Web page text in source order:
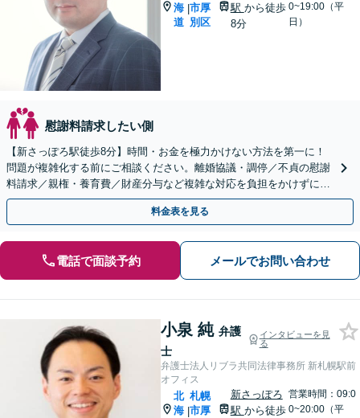
海
道
|市厚
別区
駅 から徒歩
8分
0~19:00（平
日）
慰謝料請求したい側
【新さっぽろ駅徒歩8分】時間・お金を極力かけない方法を第一に！
問題が複雑化する前にご相談ください。離婚協議・調停／不貞の慰謝
料請求／親権・養育費／財産分与など複雑な対応を負担をかけずに。
【初回面談無料】【完全個室・子連れ相談可】
料金表を見る
電話で面談予約 メールでお問い合わせ
小泉 純 弁護
士
インタビューを見
る
弁護士法人リブラ共同法律事務所 新札幌駅前
オフィス
北
海 |
札幌
市厚
新さっぽろ
駅 から徒歩
営業時間：09:0
0~20:00（平